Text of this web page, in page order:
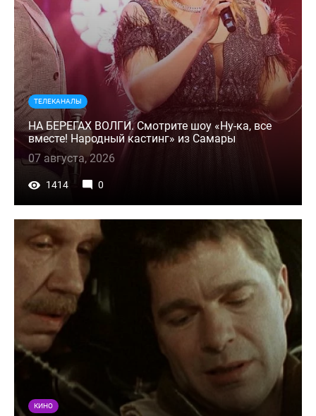
ТЕЛЕКАНАЛЫ
НА БЕРЕГАХ ВОЛГИ. Смотрите шоу «Ну-ка, все
вместе! Народный кастинг» из Самары
07 августа, 2026
1414 0
КИНО